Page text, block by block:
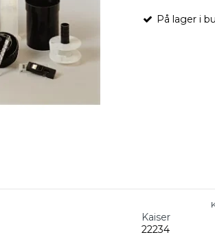
På lager i
Kaiser
22234